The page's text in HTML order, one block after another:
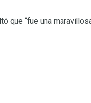
“fue una